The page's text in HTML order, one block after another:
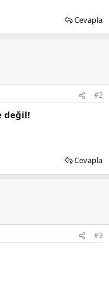
Cevapla
#2
değil!
Cevapla
#3